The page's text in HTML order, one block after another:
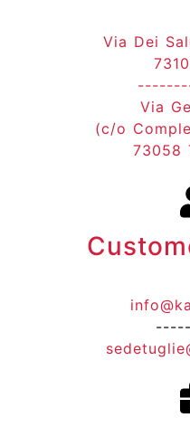
Via Dei
Via
(c/o
73058